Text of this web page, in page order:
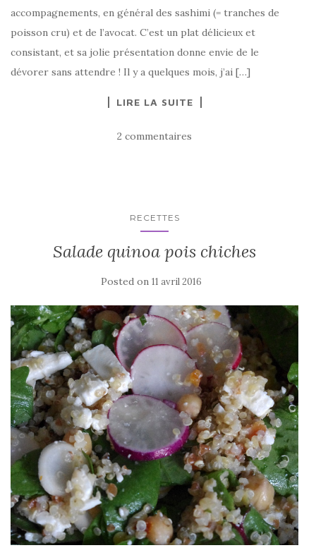
accompagnements, en général des sashimi (= tranches de
poisson cru) et de l’avocat. C’est un plat délicieux et
consistant, et sa jolie présentation donne envie de le
dévorer sans attendre ! Il y a quelques mois, j’ai […]
LIRE LA SUITE
2 commentaires
RECETTES
Salade quinoa pois chiches
Posted on 11 avril 2016